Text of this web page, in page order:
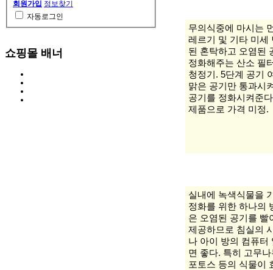
회원가입 정보찾기
자동로그인
쇼핑몰 배너
무의식중에 마시는
레르기 및 기타 미세
된 혼탁하고 오염된
정화해주는 산소 필
청정기. 5단계 공기
맑은 공기만 통과시
공기를 정화시켜준
제품으로 가격 미정.
실내에 녹색식물을
정화를 위한 하나의
은 오염된 공기를 빨
제공하므로 침실의
나 아이 방의 컴퓨터
면 좋다. 특히 고무
포토스 등의 식물이